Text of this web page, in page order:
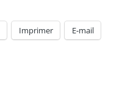
Imprimer E-mail